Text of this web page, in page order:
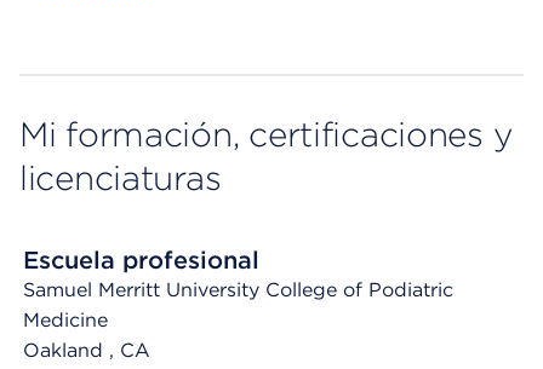
Mi formación, certificaciones y
licenciaturas
Escuela profesional
Samuel Merritt University College of Podiatric
Medicine
Oakland , CA